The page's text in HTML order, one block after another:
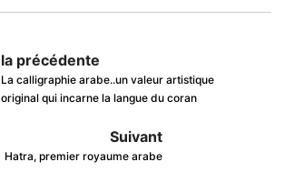
la précédente
La calligraphie arabe..un valeur artistique
original qui incarne la langue du coran
Suivant
Hatra, premier royaume arabe